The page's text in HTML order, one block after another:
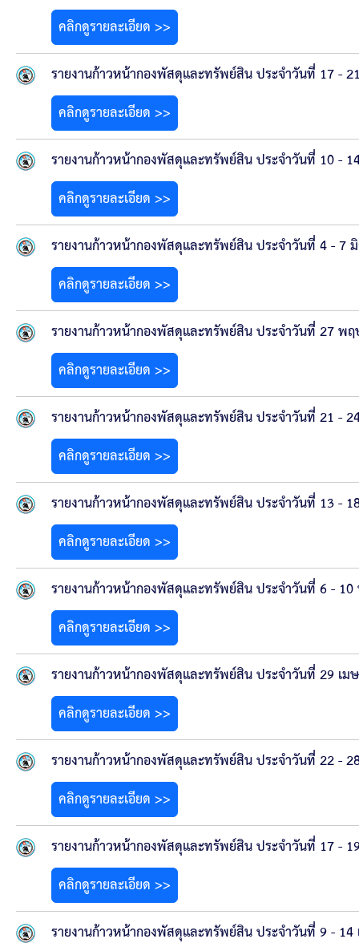
คลิกดูรายละเอียด >>
รายงานก้าวหน้ากองพัสดุและทรัพย์สิน ประจำวันที่ 17 -
คลิกดูรายละเอียด >>
รายงานก้าวหน้ากองพัสดุและทรัพย์สิน ประจำวันที่ 10 -
คลิกดูรายละเอียด >>
รายงานก้าวหน้ากองพัสดุและทรัพย์สิน ประจำวันที่ 4 - 7
คลิกดูรายละเอียด >>
รายงานก้าวหน้ากองพัสดุและทรัพย์สิน ประจำวันที่ 27 พ
คลิกดูรายละเอียด >>
รายงานก้าวหน้ากองพัสดุและทรัพย์สิน ประจำวันที่ 21 -
คลิกดูรายละเอียด >>
รายงานก้าวหน้ากองพัสดุและทรัพย์สิน ประจำวันที่ 13 -
คลิกดูรายละเอียด >>
รายงานก้าวหน้ากองพัสดุและทรัพย์สิน ประจำวันที่ 6 -
คลิกดูรายละเอียด >>
รายงานก้าวหน้ากองพัสดุและทรัพย์สิน ประจำวันที่ 29 เ
คลิกดูรายละเอียด >>
รายงานก้าวหน้ากองพัสดุและทรัพย์สิน ประจำวันที่ 22 -
คลิกดูรายละเอียด >>
รายงานก้าวหน้ากองพัสดุและทรัพย์สิน ประจำวันที่ 17 -
คลิกดูรายละเอียด >>
รายงานก้าวหน้ากองพัสดุและทรัพย์สิน ประจำวันที่ 9 - 14